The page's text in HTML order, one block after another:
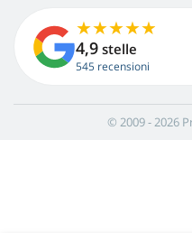
4,9 stelle
545 recensioni
© 2009 - 2026